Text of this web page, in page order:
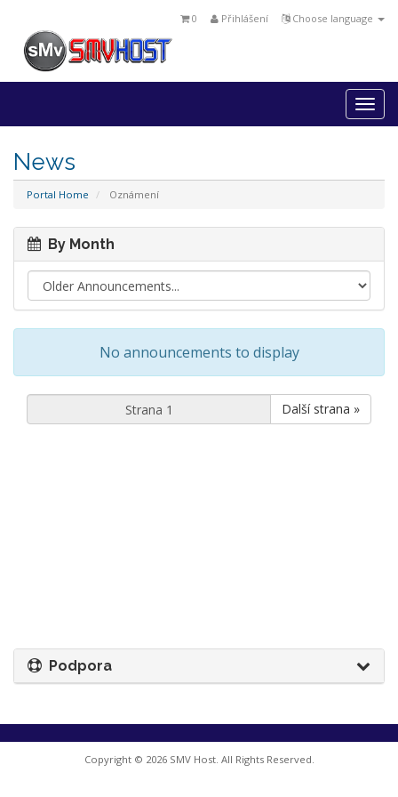
Choose language
Přihlášení
0
News
Portal Home Oznámení
By Month
No announcements to display
Další strana »
Podpora
Copyright © 2026 SMV Host. All Rights Reserved.